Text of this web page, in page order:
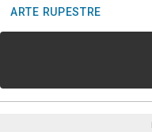
ARTE RUPESTRE